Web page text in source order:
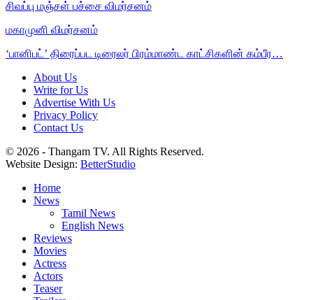
சிவப்பு மஞ்சள் பச்சை விமர்சனம்
மகாமுனி விமர்சனம்
‘பானிபட்’ திரைப்பட டிரைலர் பிரம்மாண்ட காட்சிகளின் கம்பீர…
About Us
Write for Us
Advertise With Us
Privacy Policy
Contact Us
© 2026 - Thangam TV. All Rights Reserved.
Website Design: BetterStudio
Home
News
Tamil News
English News
Reviews
Movies
Actress
Actors
Teaser